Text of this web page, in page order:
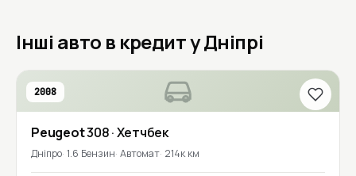
Інші авто в кредит у Дніпрі
2008
Peugeot308· Хетчбек
Дніпро 1.6 Бензин Автомат 214к км